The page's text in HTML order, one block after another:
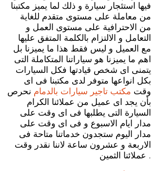
فيها استئجار سيارة و ذلك لما يميز مكتبنا
من معاملة على مستوى متقدم للغاية
من الاحترافية على مستوى العمل و
التعامل و الالتزام بالكلمة المتفق عليها
مع العميل و ليس فقط هذا ما يميزنا بل
اهم ما يميزنا هو سياراتنا المتكاملة التى
يتمنى اى شخص قيادتها فكل السيارات
بكل انواعها متوفر لدى مكتبنا فى اى
وقت مكتب تاجير سيارات بالدمام نحرص
بأن يجد اى عميل من عملائنا الكرام
السيارة التى يطلبها فى اى وقت على
مدار ايام الاسبوع و فى اى وقت على
مدار اليوم ستجدون خدماتنا متاحة فى
الاربعة و عشرون ساعة لاننا نقدر وقت
عملائنا الثمين .